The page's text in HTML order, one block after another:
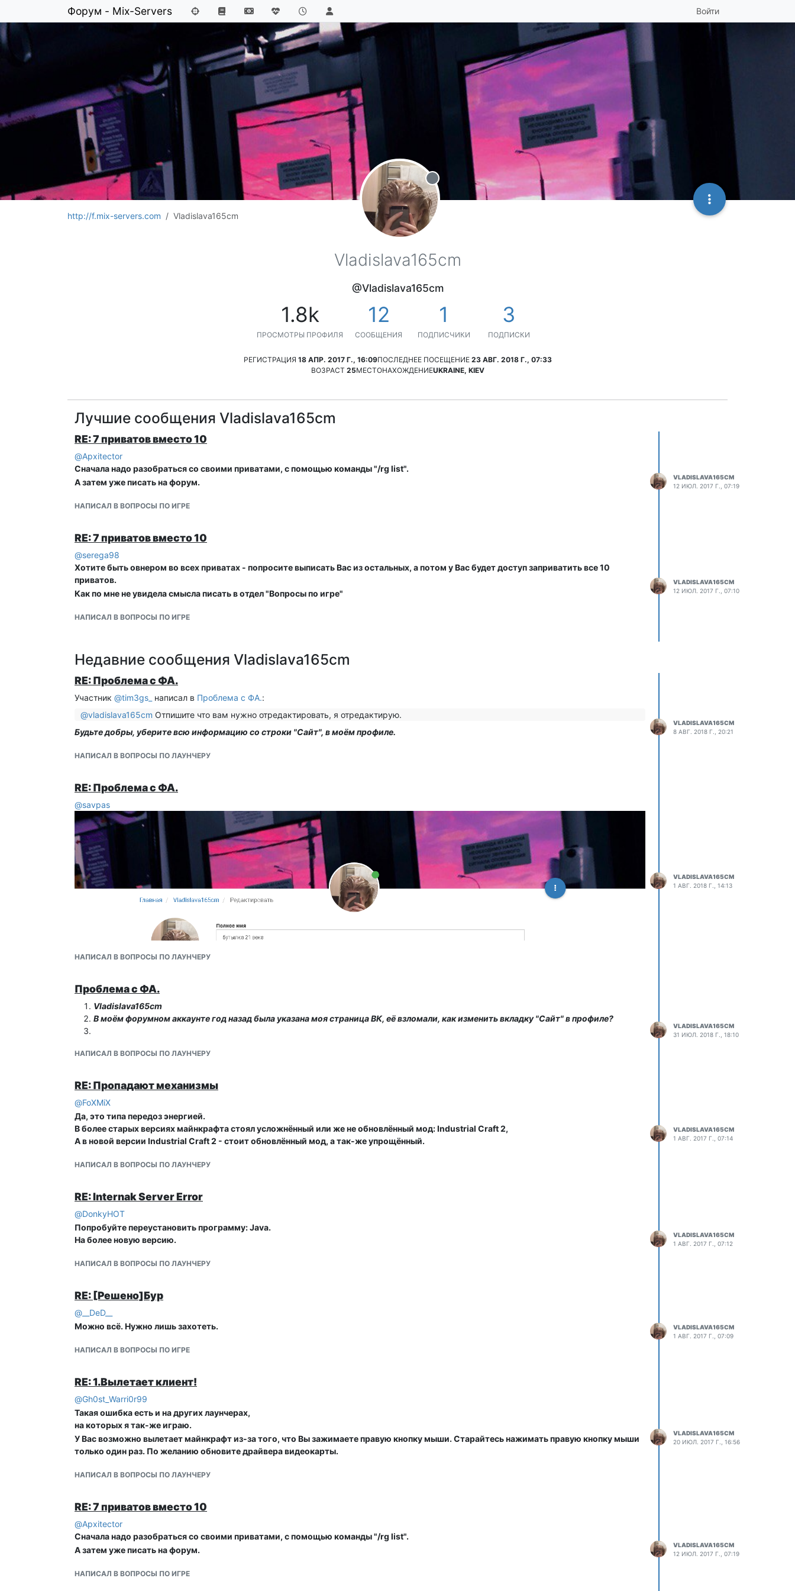
Форум - Mix-Servers Войти
http://f.mix-servers.com Vladislava165cm
Не в сети
Vladislava165cm
@Vladislava165cm
1.8k
ПРОСМОТРЫ ПРОФИЛЯ
12
СООБЩЕНИЯ
1
ПОДПИСЧИКИ
3
ПОДПИСКИ
РЕГИСТРАЦИЯ 18 АПР. 2017 Г., 16:09ПОСЛЕДНЕЕ ПОСЕЩЕНИЕ 23 АВГ. 2018 Г., 07:33
ВОЗРАСТ 25МЕСТОНАХОЖДЕНИЕUKRAINE, KIEV
Лучшие сообщения Vladislava165cm
RE: 7 приватов вместо 10
@Apxitector
Сначала надо разобраться со своими приватами, с помощью команды "/rg list".
А затем уже писать на форум.
НАПИСАЛ В ВОПРОСЫ ПО ИГРЕ
VLADISLAVA165CM
12 ИЮЛ. 2017 Г., 07:19
RE: 7 приватов вместо 10
@serega98
Хотите быть овнером во всех приватах - попросите выписать Вас из остальных, а потом у Вас будет доступ заприватить все 10
приватов.
Как по мне не увидела смысла писать в отдел "Вопросы по игре"
НАПИСАЛ В ВОПРОСЫ ПО ИГРЕ
VLADISLAVA165CM
12 ИЮЛ. 2017 Г., 07:10
Недавние сообщения Vladislava165cm
RE: Проблема с ФА.
Участник @tim3gs_ написал в Проблема с ФА.:
@vladislava165cm Отпишите что вам нужно отредактировать, я отредактирую.
Будьте добры, уберите всю информацию со строки "Сайт", в моём профиле.
НАПИСАЛ В ВОПРОСЫ ПО ЛАУНЧЕРУ
VLADISLAVA165CM
8 АВГ. 2018 Г., 20:21
RE: Проблема с ФА.
@savpas
НАПИСАЛ В ВОПРОСЫ ПО ЛАУНЧЕРУ
VLADISLAVA165CM
1 АВГ. 2018 Г., 14:13
Проблема с ФА.
Vladislava165cm
В моём форумном аккаунте год назад была указана моя страница ВК, её взломали, как изменить вкладку "Сайт" в профиле?
НАПИСАЛ В ВОПРОСЫ ПО ЛАУНЧЕРУ
VLADISLAVA165CM
31 ИЮЛ. 2018 Г., 18:10
RE: Пропадают механизмы
@FoXMiX
Да, это типа передоз энергией.
В более старых версиях майнкрафта стоял усложнённый или же не обновлённый мод: Industrial Craft 2,
А в новой версии Industrial Craft 2 - стоит обновлённый мод, а так-же упрощённый.
НАПИСАЛ В ВОПРОСЫ ПО ЛАУНЧЕРУ
VLADISLAVA165CM
1 АВГ. 2017 Г., 07:14
RE: Internak Server Error
@DonkyHOT
Попробуйте переустановить программу: Java.
На более новую версию.
НАПИСАЛ В ВОПРОСЫ ПО ЛАУНЧЕРУ
VLADISLAVA165CM
1 АВГ. 2017 Г., 07:12
RE: [Решено]Бур
@ __DeD__
Можно всё. Нужно лишь захотеть.
НАПИСАЛ В ВОПРОСЫ ПО ИГРЕ
VLADISLAVA165CM
1 АВГ. 2017 Г., 07:09
RE: 1.Вылетает клиент!
@Gh0st_Warri0r99
Такая ошибка есть и на других лаунчерах,
на которых я так-же играю.
У Вас возможно вылетает майнкрафт из-за того, что Вы зажимаете правую кнопку мыши. Старайтесь нажимать правую кнопку мыши
только один раз. По желанию обновите драйвера видеокарты.
НАПИСАЛ В ВОПРОСЫ ПО ЛАУНЧЕРУ
VLADISLAVA165CM
20 ИЮЛ. 2017 Г., 16:56
RE: 7 приватов вместо 10
@Apxitector
Сначала надо разобраться со своими приватами, с помощью команды "/rg list".
А затем уже писать на форум.
НАПИСАЛ В ВОПРОСЫ ПО ИГРЕ
VLADISLAVA165CM
12 ИЮЛ. 2017 Г., 07:19